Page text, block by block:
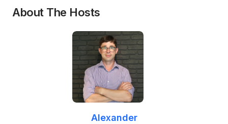
About The Hosts
Alexander